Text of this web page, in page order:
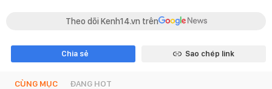
Theo dõi Kenh14.vn trên
Chia sẻ Sao chép link
CÙNG MỤC ĐANG HOT